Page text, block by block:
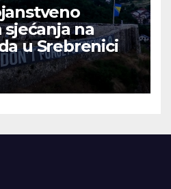
na
u Srebrenici